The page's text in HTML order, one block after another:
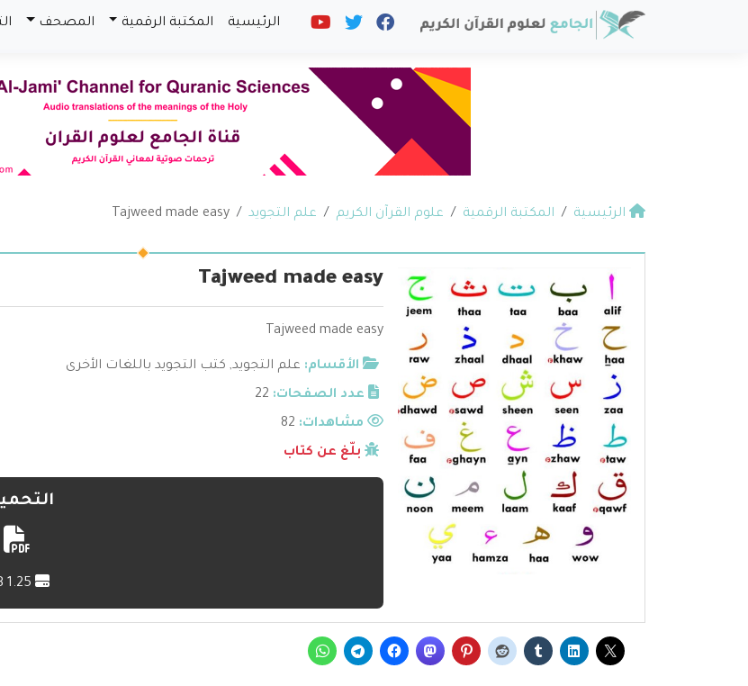
الرئيسية المكتبة الرقمية المصحف
الرئيسية المكتبة الرقمية علوم القرآن الكريم علم التجويد Tajweed made easy
Tajweed made easy
Tajweed made easy
الأقسام: علم التجويد, كتب التجويد باللغات الأخرى
عدد الصفحات: 22
مشاهدات:
بلّغ عن كتاب